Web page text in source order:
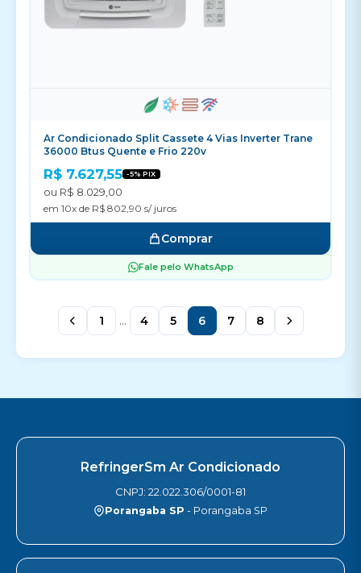
Ar Condicionado Split Cassete 4 Vias Inverter Trane
36000 Btus Quente e Frio 220v
R$ 7.627,55 -5% PIX
ou R$ 8.029,00
em 10x de R$ 802,90 s/ juros
Comprar
Fale pelo WhatsApp
1 ... 4 5 6 7 8
RefringerSm Ar Condicionado
CNPJ: 22.022.306/0001-81
Porangaba SP - Porangaba SP